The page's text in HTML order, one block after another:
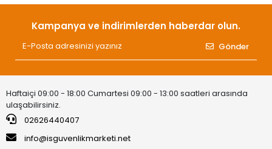
Kampanya ve indirimlerden haberdar olun.
Gönder
Haftaiçi 09:00 - 18:00 Cumartesi 09:00 - 13:00 saatleri arasında
ulaşabilirsiniz.
02626440407
info@isguvenlikmarketi.net